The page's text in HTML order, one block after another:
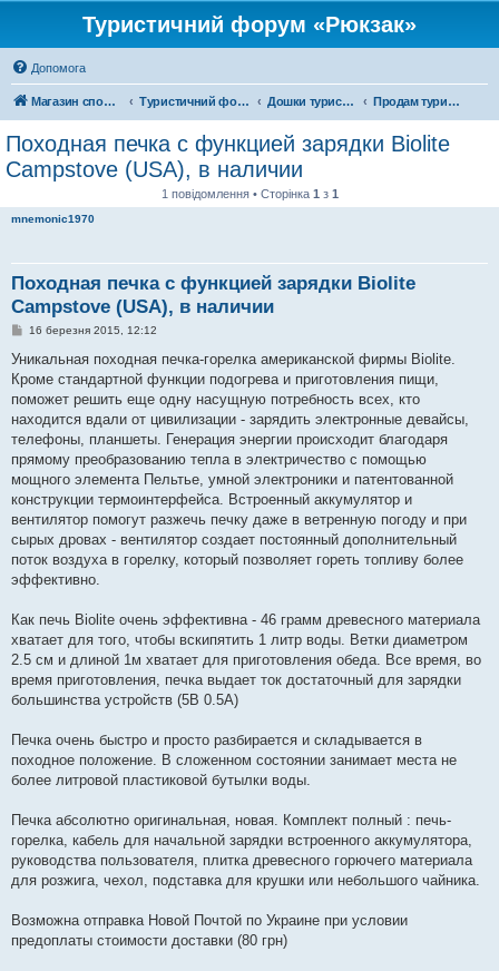
Туристичний форум «Рюкзак»
Допомога
Магазин спорядження Туристичний форум «Рюкзак» Дошки туристичних оголошень Продам туристичне спорядження
Походная печка с функцией зарядки Biolite
Campstove (USA), в наличии
1 повідомлення • Сторінка 1 з 1
mnemonic1970
Походная печка с функцией зарядки Biolite
Campstove (USA), в наличии
П
в
д
о
л
е
н
я
16 березня 2015, 12:12
Уникальная походная печка-горелка американской фирмы Biolite.
Кроме стандартной функции подогрева и приготовления пищи,
поможет решить еще одну насущную потребность всех, кто
находится вдали от цивилизации - зарядить электронные девайсы,
телефоны, планшеты. Генерация энергии происходит благодаря
прямому преобразованию тепла в электричество с помощью
мощного элемента Пельтье, умной электроники и патентованной
конструкции термоинтерфейса. Встроенный аккумулятор и
вентилятор помогут разжечь печку даже в ветренную погоду и при
сырых дровах - вентилятор создает постоянный дополнительный
поток воздуха в горелку, который позволяет гореть топливу более
эффективно.
Как печь Biolite очень эффективна - 46 грамм древесного материала
хватает для того, чтобы вскипятить 1 литр воды. Ветки диаметром
2.5 см и длиной 1м хватает для приготовления обеда. Все время, во
время приготовления, печка выдает ток достаточный для зарядки
большинства устройств (5В 0.5А)
Печка очень быстро и просто разбирается и складывается в
походное положение. В сложенном состоянии занимает места не
более литровой пластиковой бутылки воды.
Печка абсолютно оригинальная, новая. Комплект полный : печь-
горелка, кабель для начальной зарядки встроенного аккумулятора,
руководства пользователя, плитка древесного горючего материала
для розжига, чехол, подставка для крушки или небольшого чайника.
Возможна отправка Новой Почтой по Украине при условии
предоплаты стоимости доставки (80 грн)